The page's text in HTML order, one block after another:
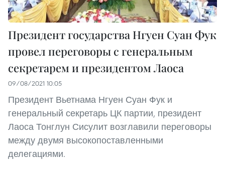
Президент государства Нгуен Суан Фук
провел переговоры с генеральным
секретарем и президентом Лаоса
09/08/2021 10:05
Президент Вьетнама Нгуен Суан Фук и
генеральный секретарь ЦК партии, президент
Лаоса Тонглун Сисулит возглавили переговоры
между двумя высокопоставленными
делегациями.